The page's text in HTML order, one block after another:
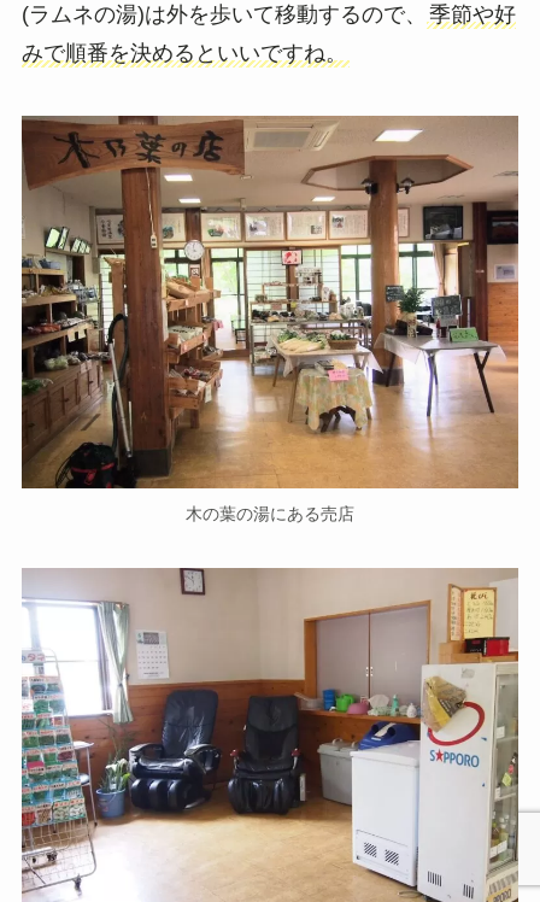
(ラムネの湯)は外を歩いて移動するので、
季節や好
みで順番を決めるといいですね。
木の葉の湯にある売店